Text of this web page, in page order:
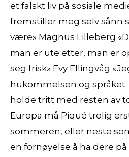
et falskt liv på sosiale
fremstiller meg selv sånn
være» Magnus Lilleberg
man er ute etter, man er
seg frisk» Evy Ellingvåg
hukommelsen og språket.
holde tritt med resten av
Europa må Piqué trolig
sommeren, eller neste
en fornøyelse å ha dere på